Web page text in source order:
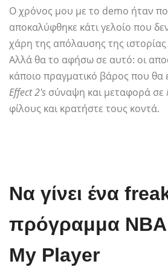
Ο χρόνος μου με το demo ήταν
αποκαλύφθηκε κάτι γελοίο που
χάρη της απόλαυσης της ιστορίας
Αλλά θα το αφήσω σε αυτό: οι
κάποιο πραγματικό βάρος που θα
Effect 2's σύναψη και μεταφορά σε
φίλους και κρατήστε τους κοντά.
Να γίνει ένα
πρόγραμμα NBA
My Player